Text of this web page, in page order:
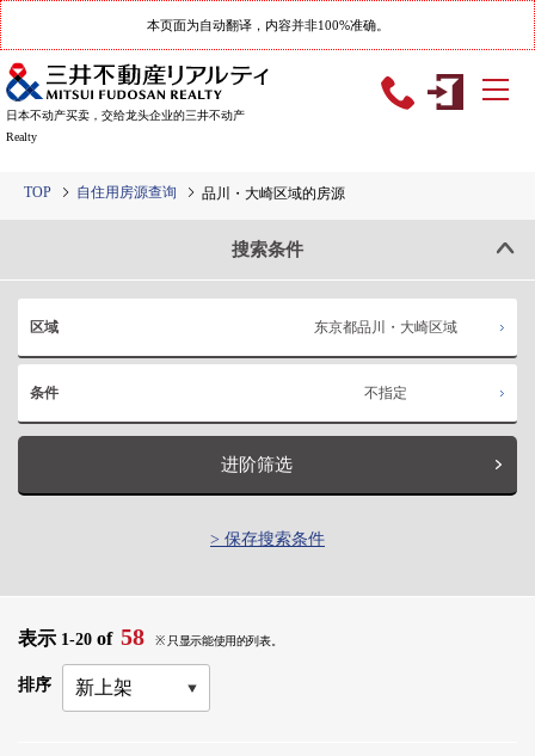
本页面为自动翻译，内容并非100%准确。
日本不动产买卖，交给龙头企业的三井不动产
Realty
TOP 自住用房源查询 品川・大崎区域的房源
搜索条件
区域 东京都品川・大崎区域
条件 不指定
进阶筛选
> 保存搜索条件
表示 1-20 of 58 ※ 只显示能使用的列表。
排序